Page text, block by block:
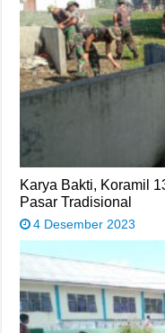
Karya Bakti, Koramil
Pasar Tradisional
4 Desember 2023